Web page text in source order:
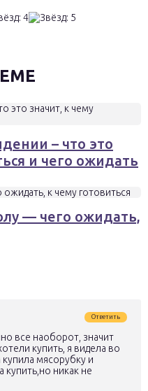
– что это
и чего ожидать
— чего ожидать,
Ответить
все наоборот, значит
купить, я видела во
мясорубку и
купить,но никак не